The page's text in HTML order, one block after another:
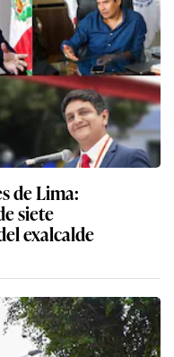
de Lima:
siete
exalcalde